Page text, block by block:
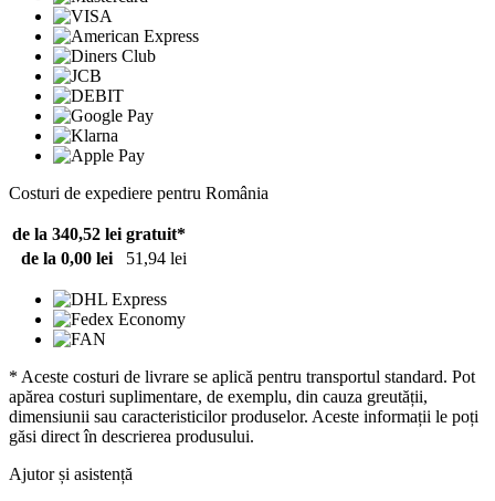
Costuri de expediere pentru România
de la 340,52 lei gratuit*
de la 0,00 lei
51,94 lei
* Aceste costuri de livrare se aplică pentru transportul standard. Pot
apărea costuri suplimentare, de exemplu, din cauza greutății,
dimensiunii sau caracteristicilor produselor. Aceste informații le poți
găsi direct în descrierea produsului.
Ajutor și asistență